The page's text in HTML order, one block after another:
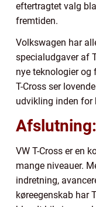
eftertragtet valg
fremtiden.
Volkswagen har
specialudgaver af
nye teknologier
T-Cross ser
udvikling inden for
Afslutning:
VW T-Cross er en
mange niveauer.
indretning,
køreegenskab har